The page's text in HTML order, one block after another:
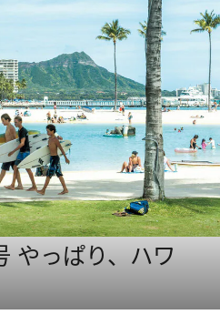
やっぱり、ハワ